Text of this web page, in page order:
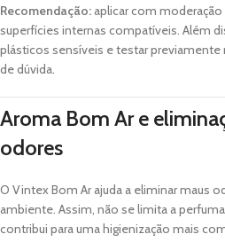
Recomendação: aplicar com
superfícies internas compatíveis. Além
plásticos sensíveis e testar previamente
de dúvida.
Aroma Bom Ar e
odores
O Vintex Bom Ar ajuda a eliminar maus
ambiente. Assim, não se limita a
contribui para uma higienização mais